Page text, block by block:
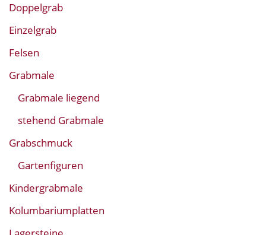
Doppelgrab
Einzelgrab
Felsen
Grabmale
Grabmale liegend
stehend Grabmale
Grabschmuck
Gartenfiguren
Kindergrabmale
Kolumbariumplatten